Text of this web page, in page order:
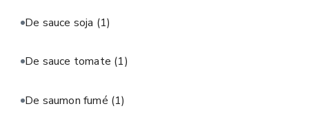
De sauce soja (1)
De sauce tomate (1)
De saumon fumé (1)